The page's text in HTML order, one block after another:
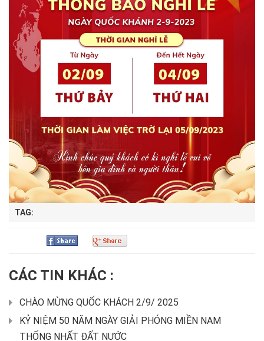
TAG:
CÁC TIN KHÁC :
CHÀO MỪNG QUỐC KHÁCH 2/9/ 2025
KỶ NIỆM 50 NĂM NGÀY GIẢI PHÓNG MIỀN NAM
THỐNG NHẤT ĐẤT NƯỚC